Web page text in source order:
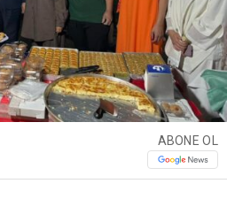
ABONE OL